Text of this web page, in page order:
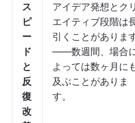
ス
ピ
ー
ド
と
反
復
改
アイデア発想とクリ
エイティブ段階は
引くことがありま
——数週間、場合
よっては数ヶ月に
及ぶことがありま
す。